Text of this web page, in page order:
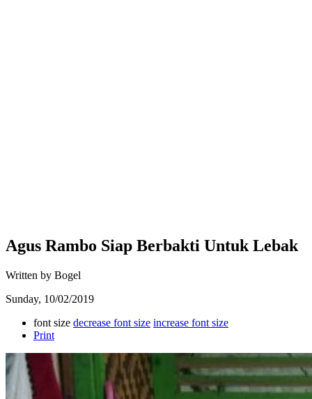
Agus Rambo Siap Berbakti Untuk Lebak
Written by Bogel
Sunday, 10/02/2019
font size decrease font size increase font size
Print